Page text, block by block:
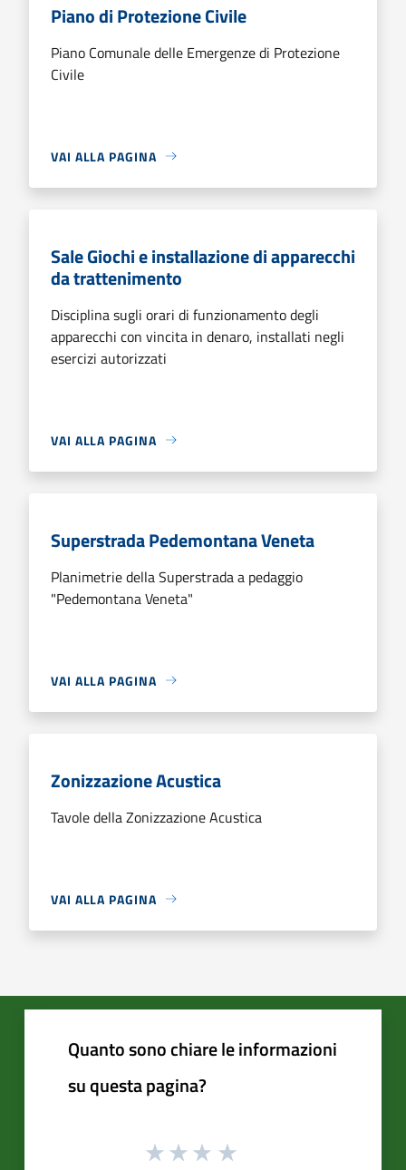
Piano di Protezione Civile
Piano Comunale delle Emergenze di Protezione
Civile
VAI ALLA PAGINA
Sale Giochi e installazione di apparecchi
da trattenimento
Disciplina sugli orari di funzionamento degli
apparecchi con vincita in denaro, installati negli
esercizi autorizzati
VAI ALLA PAGINA
Superstrada Pedemontana Veneta
Planimetrie della Superstrada a pedaggio
"Pedemontana Veneta"
VAI ALLA PAGINA
Zonizzazione Acustica
Tavole della Zonizzazione Acustica
VAI ALLA PAGINA
Quanto sono chiare le informazioni
su questa pagina?